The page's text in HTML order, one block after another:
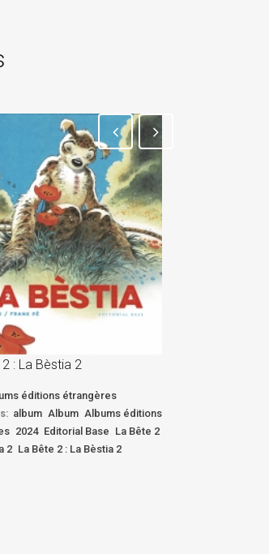
: La Bèstia 2
éditions étrangères
album Album Albums éditions
2024 Editorial Base La Bête 2
2 La Bête 2 : La Bèstia 2